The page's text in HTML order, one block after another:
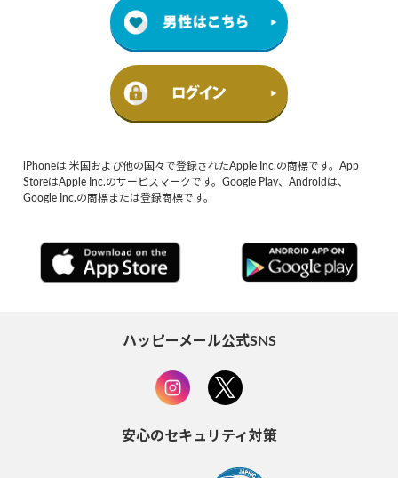
iPhoneは 米国および他の国々で登録されたApple Inc.の商標です。App
StoreはApple Inc.のサービスマークです。Google Play、Androidは、
Google Inc.の商標または登録商標です。
ハッピーメール公式SNS
安心のセキュリティ対策